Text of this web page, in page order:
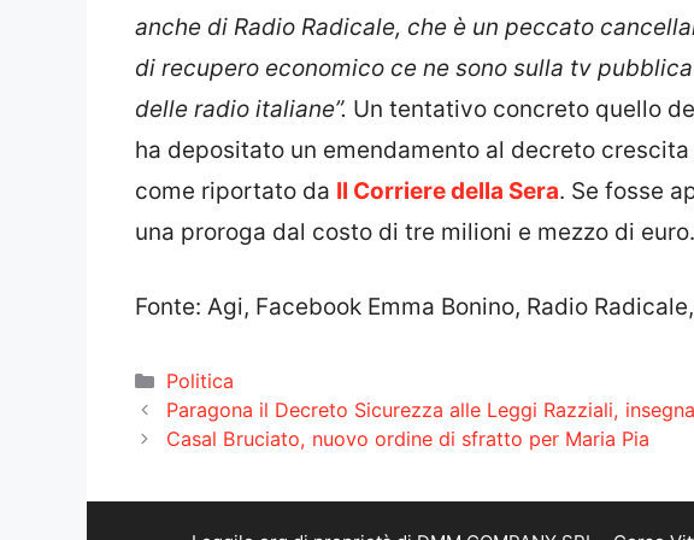
anche di Radio Radicale, che è un peccato
di recupero economico ce ne sono sulla tv
delle radio italiane”. Un tentativo concreto quello
ha depositato un emendamento al decreto crescita
come riportato da Il Corriere della Sera
. Se fosse
una proroga dal costo di tre milioni e mezzo di euro.
Fonte: Agi, Facebook Emma Bonino, Radio
Categorie
Politica
Paragona il Decreto Sicurezza alle Leggi Razziali,
Casal Bruciato, nuovo ordine di sfratto per Maria Pia
Leggilo.org di proprietà di DMM COMPANY SRL - Corso